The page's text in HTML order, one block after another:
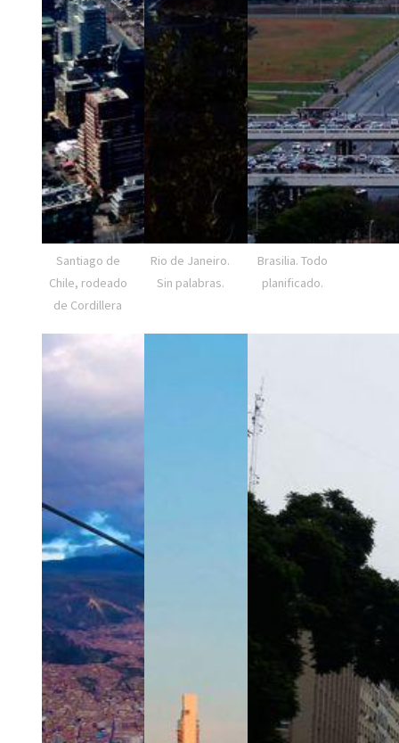
Santiago de
Chile, rodeado
de Cordillera
Rio de Janeiro.
Sin palabras.
Brasilia. Todo
planificado.